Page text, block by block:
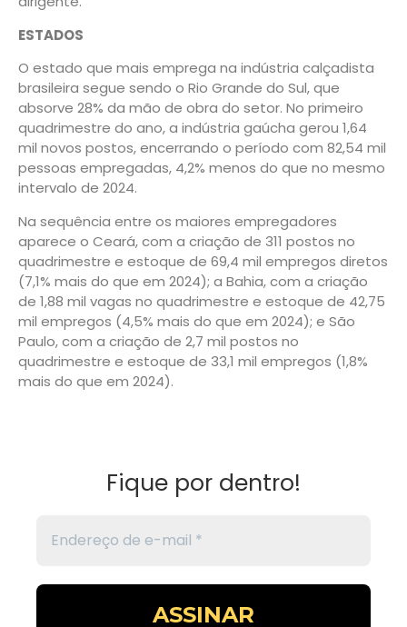
ESTADOS
O estado que mais emprega na indústria calçadista
brasileira segue sendo o Rio Grande do Sul, que
absorve 28% da mão de obra do setor. No primeiro
quadrimestre do ano, a indústria gaúcha gerou 1,64
mil novos postos, encerrando o período com 82,54 mil
pessoas empregadas, 4,2% menos do que no mesmo
intervalo de 2024.
Na sequência entre os maiores empregadores
aparece o Ceará, com a criação de 311 postos no
quadrimestre e estoque de 69,4 mil empregos diretos
(7,1% mais do que em 2024); a Bahia, com a criação
de 1,88 mil vagas no quadrimestre e estoque de 42,75
mil empregos (4,5% mais do que em 2024); e São
Paulo, com a criação de 2,7 mil postos no
quadrimestre e estoque de 33,1 mil empregos (1,8%
mais do que em 2024).
Fique por dentro!